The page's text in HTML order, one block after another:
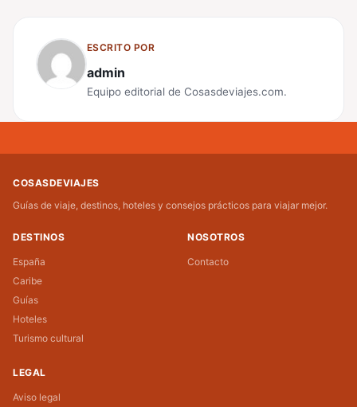
ESCRITO POR
admin
Equipo editorial de Cosasdeviajes.com.
COSASDEVIAJES
Guías de viaje, destinos, hoteles y consejos prácticos para viajar mejor.
DESTINOS
España
Caribe
Guías
Hoteles
Turismo cultural
NOSOTROS
Contacto
LEGAL
Aviso legal